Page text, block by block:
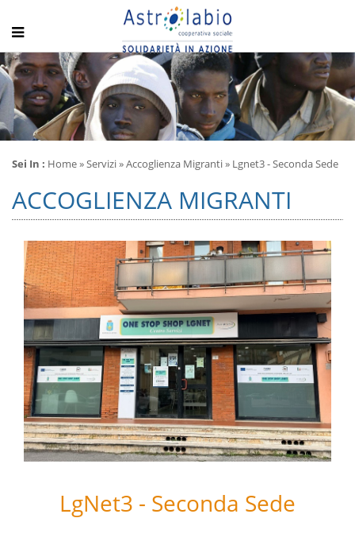
Sei In : Home»Servizi»Accoglienza Migranti» Lgnet3 - Seconda Sede
ACCOGLIENZA MIGRANTI
LgNet3 - Seconda Sede